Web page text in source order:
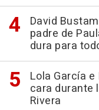
David
padre de
dura para
Lola García
cara durante
Rivera